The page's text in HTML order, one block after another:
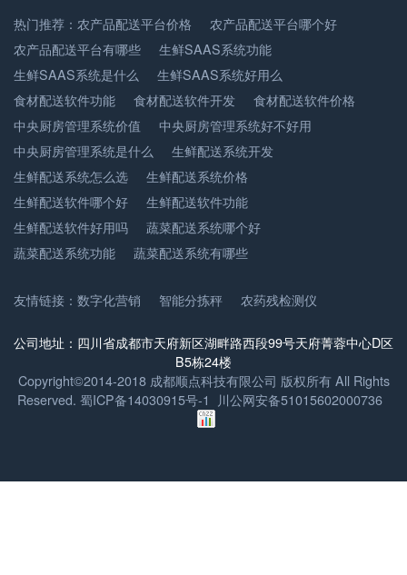
热门推荐： 农产品配送平台价格
农产品配送平台哪个好
农产品配送平台有哪些
生鲜SAAS系统功能
生鲜SAAS系统是什么
生鲜SAAS系统好用么
食材配送软件功能
食材配送软件开发
食材配送软件价格
中央厨房管理系统价值
中央厨房管理系统好不好用
中央厨房管理系统是什么
生鲜配送系统开发
生鲜配送系统怎么选
生鲜配送系统价格
生鲜配送软件哪个好
生鲜配送软件功能
生鲜配送软件好用吗
蔬菜配送系统哪个好
蔬菜配送系统功能
蔬菜配送系统有哪些
友情链接： 数字化营销 智能分拣秤 农药残检测仪
公司地址：四川省成都市天府新区湖畔路西段99号天府菁蓉中心D区
B5栋24楼
Copyright©2014-2018 成都顺点科技有限公司 版权所有 All Rights
Reserved. 蜀ICP备14030915号-1 川公网安备51015602000736